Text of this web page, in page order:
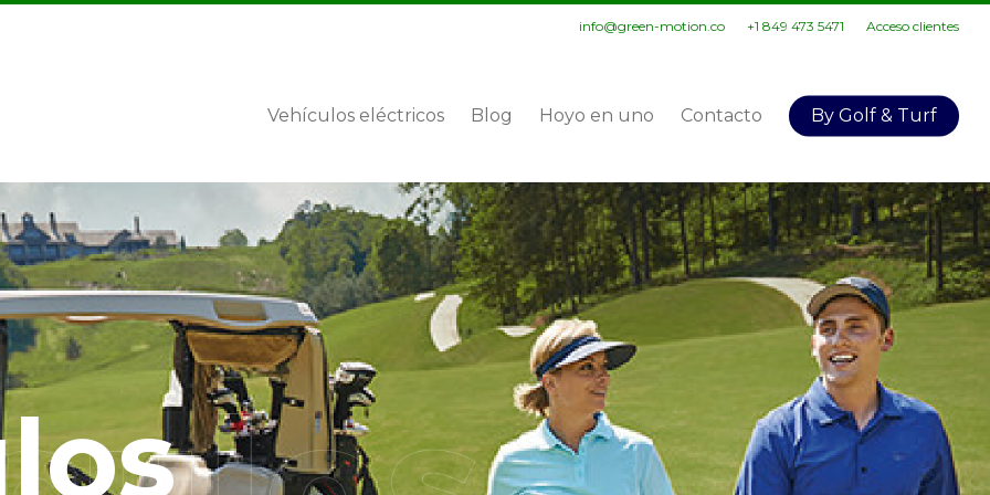
info@green-motion.co +1 849 473 5471 Acceso clientes
Vehículos eléctricos Blog Hoyo en uno Contacto By Golf & Turf